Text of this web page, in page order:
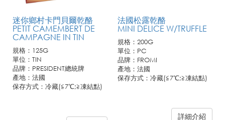
迷你鄉村卡門貝爾乾酪
PETIT CAMEMBERT DE
CAMPAGNE IN TIN
規格：125G
單位：TIN
品牌：PRESIDENT總統牌
產地：法國
保存方式：冷藏(≦7℃;≧凍結點)
法國松露乾酪
MINI DELICE W/TRUFFLE
規格：200G
單位：PC
品牌：FROMI
產地：法國
保存方式：冷藏(≦7℃;≧凍結點)
詳細介紹